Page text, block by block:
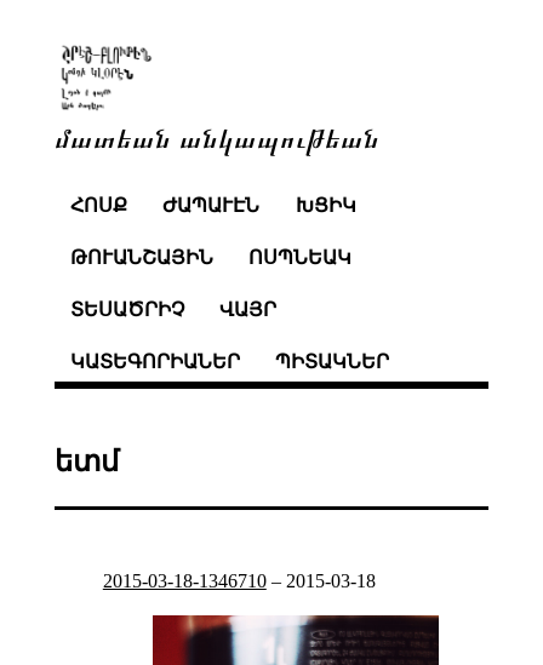
մատեան անկապութեան
ՀՈՍՔ ԺԱՊԱՒԷՆ ԽՑԻԿ
ԹՈՒԱՆՇԱՅԻՆ ՈՍՊՆԵԱԿ
ՏԵՍԱԾՐԻՉ ՎԱՅՐ
ԿԱՏԵԳՈՐԻԱՆԵՐ ՊԻՏԱԿՆԵՐ
ետմ
2015-03-18-1346710– 2015-03-18